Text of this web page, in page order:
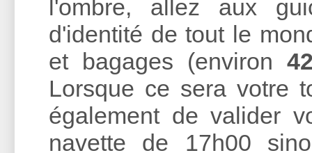
l'ombre, allez aux
d'identité de tout le
et bagages (environ
Lorsque ce sera votre
également de valider
navette de 17h00